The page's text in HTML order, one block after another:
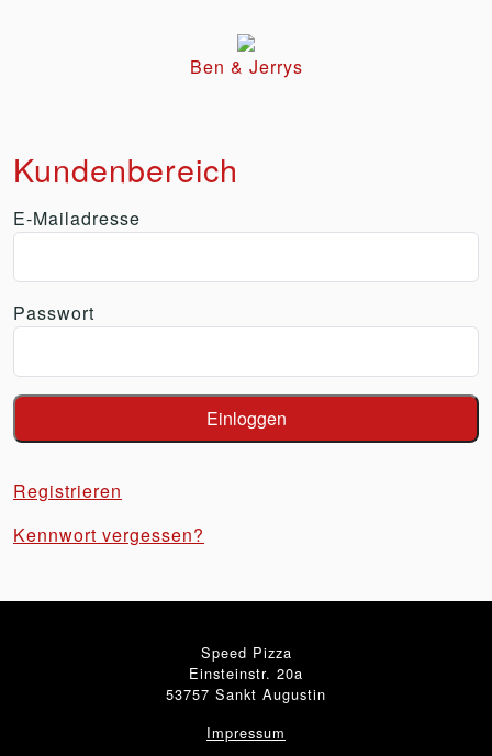
Ben & Jerrys
Kundenbereich
E-Mailadresse
Passwort
Registrieren
Kennwort vergessen?
Speed Pizza
Einsteinstr. 20a
53757 Sankt Augustin
Impressum